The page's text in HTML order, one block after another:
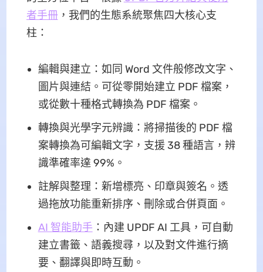
者手冊，我們的生態系統聚焦四大核心支
柱：
編輯與建立：如同 Word 文件般修改文字、
圖片與連結。可從零開始建立 PDF 檔案，
或從數十種格式轉換為 PDF 檔案。
轉換與光學字元辨識：將掃描後的 PDF 檔
案轉換為可編輯文字，支援 38 種語言，辨
識準確率達 99%。
註解與整理：新增標亮、印章與簽名。透
過拖放功能重新排序、刪除或合併頁面。
AI 智能助手 ：內建 UPDF AI 工具，可自動
建立書籤、語義搜尋，以及對文件進行摘
要、翻譯與即時互動。